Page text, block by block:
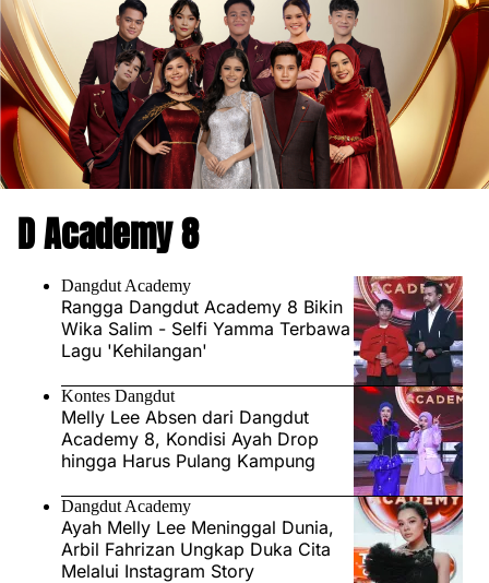
D Academy 8
Dangdut Academy
Rangga Dangdut Academy 8 Bikin
Wika Salim - Selfi Yamma Terbawa
Lagu 'Kehilangan'
Kontes Dangdut
Melly Lee Absen dari Dangdut
Academy 8, Kondisi Ayah Drop
hingga Harus Pulang Kampung
Dangdut Academy
Ayah Melly Lee Meninggal Dunia,
Arbil Fahrizan Ungkap Duka Cita
Melalui Instagram Story